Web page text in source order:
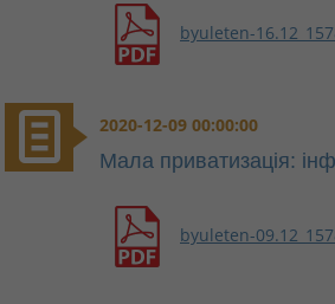
byuleten-
2020-12-09 00:00:00
Мала приватизація:
byuleten-